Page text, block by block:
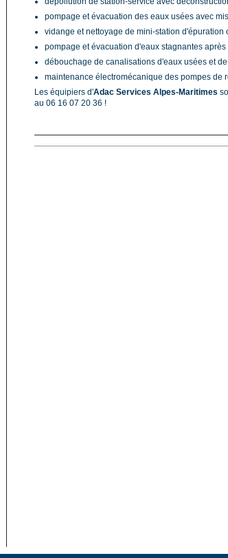
pompage et évacuation des eaux usées avec
vidange et nettoyage de mini-station d'épuration
pompage et évacuation d'eaux stagnantes
débouchage de canalisations d'eaux usées et
maintenance électromécanique des pompes de
Les équipiers d'Adac Services Alpes-Maritimes
au 06 16 07 20 36 !